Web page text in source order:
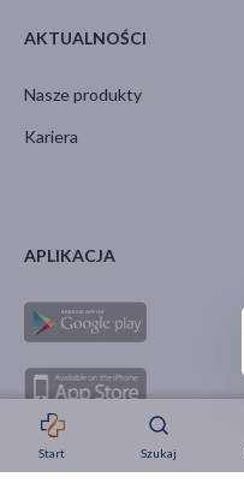
Strefa okazji
Start Szukaj
AKTUALNOŚCI
Nasze produkty
Kariera
APLIKACJA